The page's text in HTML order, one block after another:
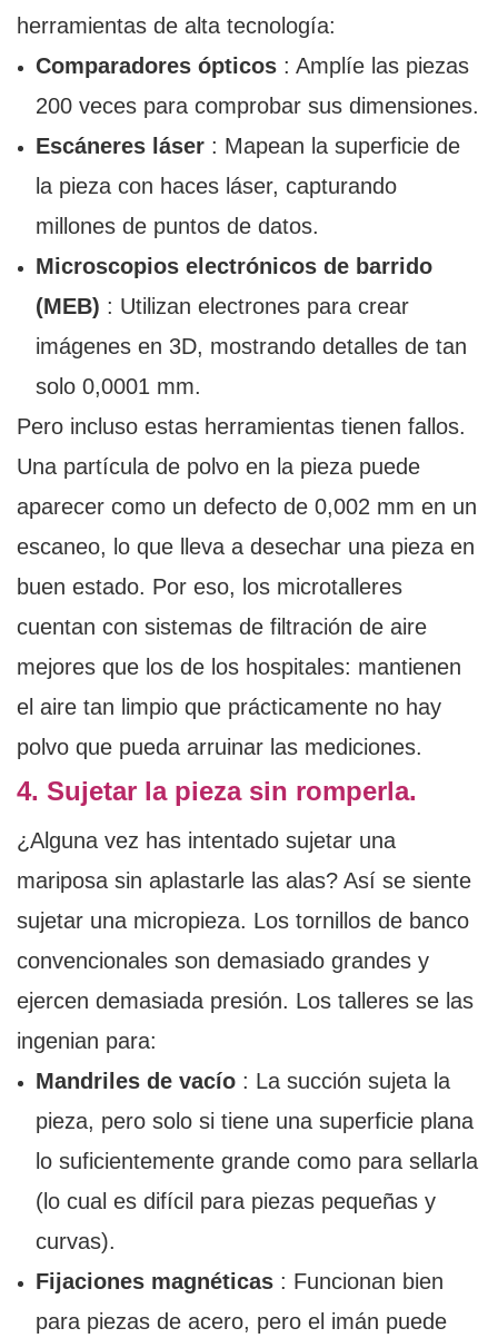
herramientas de alta tecnología:
Comparadores ópticos: Amplíe las piezas
200 veces para comprobar sus dimensiones.
Escáneres láser: Mapean la superficie de
la pieza con haces láser, capturando
millones de puntos de datos.
Microscopios electrónicos de barrido
(MEB) : Utilizan electrones para crear
imágenes en 3D, mostrando detalles de tan
solo 0,0001 mm.
Pero incluso estas herramientas tienen fallos.
Una partícula de polvo en la pieza puede
aparecer como un defecto de 0,002 mm en un
escaneo, lo que lleva a desechar una pieza en
buen estado. Por eso, los microtalleres
cuentan con sistemas de filtración de aire
mejores que los de los hospitales: mantienen
el aire tan limpio que prácticamente no hay
polvo que pueda arruinar las mediciones.
4. Sujetar la pieza sin romperla.
¿Alguna vez has intentado sujetar una
mariposa sin aplastarle las alas? Así se siente
sujetar una micropieza. Los tornillos de banco
convencionales son demasiado grandes y
ejercen demasiada presión. Los talleres se las
ingenian para:
Mandriles de vacío: La succión sujeta la
pieza, pero solo si tiene una superficie plana
lo suficientemente grande como para sellarla
(lo cual es difícil para piezas pequeñas y
curvas).
Fijaciones magnéticas: Funcionan bien
para piezas de acero, pero el imán puede